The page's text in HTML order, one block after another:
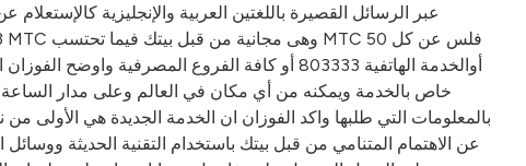
عبر الرسائل القصيرة باللغتين العربية والإنجليزية
خاص بالخدمة ويمكنه من أي مكان في العالم وعلى مدار
بالمعلومات التي طلبها واكد الفوزان ان الخدمة الجديدة هي الأولى